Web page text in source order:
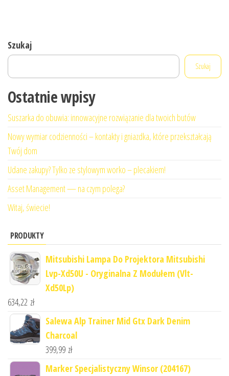
Szukaj
Szukaj
Ostatnie wpisy
Suszarka do obuwia: innowacyjne rozwiązanie dla twoich butów
Nowy wymiar codzienności – kontakty i gniazdka, które przekształcają
Twój dom
Udane zakupy? Tylko ze stylowym worko – plecakiem!
Asset Management — na czym polega?
Witaj, świecie!
PRODUKTY
Mitsubishi Lampa Do Projektora Mitsubishi
Lvp-Xd50U - Oryginalna Z Modułem (Vlt-
Xd50Lp)
634,22 zł
Salewa Alp Trainer Mid Gtx Dark Denim
Charcoal
399,99 zł
Marker Specjalistyczny Winsor (204167)